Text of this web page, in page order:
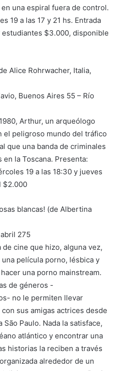
una espiral fuera de control.
19 a las 17 y 21 hs. Entrada
$3.000, disponible
Alice Rohrwacher, Italia,
Buenos Aires 55 – Río
Arthur, un arqueólogo
el peligroso mundo del tráfico
que una banda de criminales
la Toscana. Presenta:
19 a las 18:30 y jueves
$2.000
blancas! (de Albertina
275
cine que hizo, alguna vez,
película porno, lésbica y
una porno mainstream.
de géneros -
no le permiten llevar
sus amigas actrices desde
Paulo. Nada la satisface,
atlántico y encontrar una
historias la reciben a través
alrededor de un